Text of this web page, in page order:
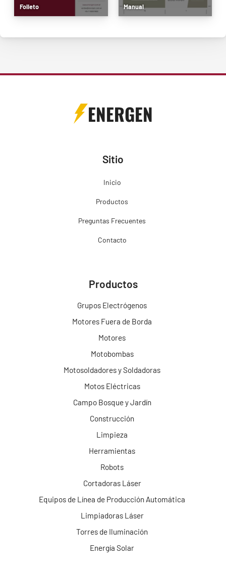
Folleto
Manual
ENERGEN
Sitio
Inicio
Productos
Preguntas Frecuentes
Contacto
Productos
Grupos Electrógenos
Motores Fuera de Borda
Motores
Motobombas
Motosoldadores y Soldadoras
Motos Eléctricas
Campo Bosque y Jardín
Construcción
Limpieza
Herramientas
Robots
Cortadoras Láser
Equipos de Línea de Producción Automática
Limpiadoras Láser
Torres de Iluminación
Energía Solar